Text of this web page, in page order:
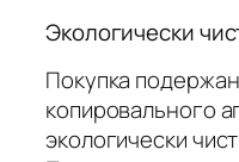
Экологически
Покупка
копировального
экологически